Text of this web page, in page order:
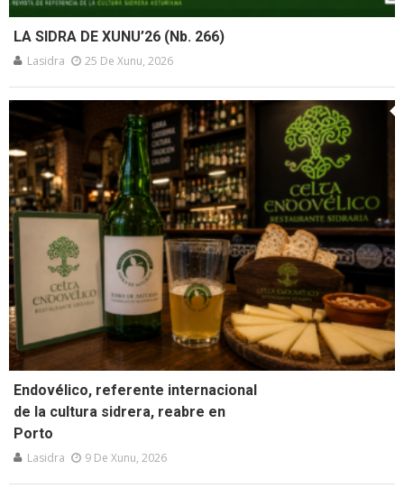
LA SIDRA DE XUNU’26 (Nb. 266)
Lasidra 25 De Xunu, 2026
Endovélico, referente internacional
de la cultura sidrera, reabre en
Porto
Lasidra 9 De Xunu, 2026